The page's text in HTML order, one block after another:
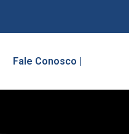
Fale Conosco |